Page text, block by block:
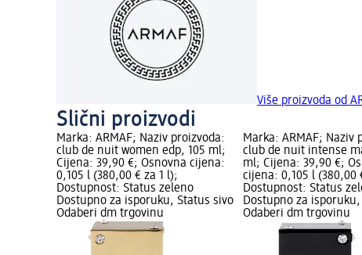
Više proizvoda od
Slični proizvodi
Marka: ARMAF; Naziv proizvoda:
club de nuit women edp, 105 ml;
Cijena: 39,90 €; Osnovna cijena:
0,105 l (380,00 € za 1 l);
Dostupnost: Status zeleno
Dostupno za isporuku, Status sivo
Odaberi dm trgovinu
Marka: ARMAF; Naziv
club de nuit intense
ml; Cijena: 39,90 €;
cijena: 0,105 l (380,00
Dostupnost: Status
Dostupno za
Odaberi dm trgovinu